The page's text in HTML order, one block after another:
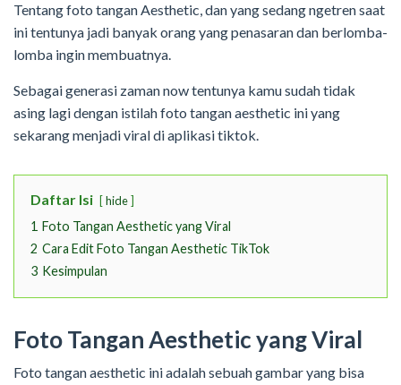
Tentang foto tangan Aesthetic, dan yang sedang ngetren saat
ini tentunya jadi banyak orang yang penasaran dan berlomba-
lomba ingin membuatnya.
Sebagai generasi zaman now tentunya kamu sudah tidak
asing lagi dengan istilah foto tangan aesthetic ini yang
sekarang menjadi viral di aplikasi tiktok.
Daftar Isi hide
1 Foto Tangan Aesthetic yang Viral
2 Cara Edit Foto Tangan Aesthetic TikTok
3 Kesimpulan
Foto Tangan Aesthetic yang Viral
Foto tangan aesthetic ini adalah sebuah gambar yang bisa